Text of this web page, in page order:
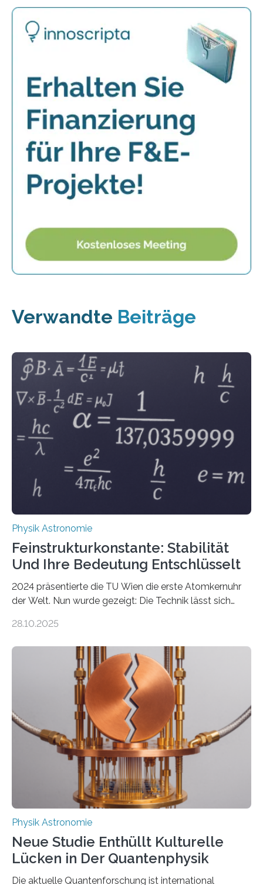
Verwandte Beiträge
Physik Astronomie
Feinstrukturkonstante: Stabilität
Und Ihre Bedeutung Entschlüsselt
2024 präsentierte die TU Wien die erste Atomkernuhr
der Welt. Nun wurde gezeigt: Die Technik lässt sich
fundamentalen Physik nachzugehen. Thorium-
Messungen verwenden. Das hatte man jahrzehntelang
vermutet, weltweit war nach den passenden
Atomkern-Zuständen gesucht worden, 2024 gelang
einem Team der TU Wien mit Unterstützung
internationaler Partner der entscheidende Durchbruch:
Der lange diskutierte Thorium-Kernübergang wurde
gefunden. Kurz darauf konnte man zeigen, dass sich
Thorium tatsächlich nutzen lässt, um hochpräzise…
28.10.2025
Physik Astronomie
Neue Studie Enthüllt Kulturelle
Lücken in Der Quantenphysik
Die aktuelle Quantenforschung ist international